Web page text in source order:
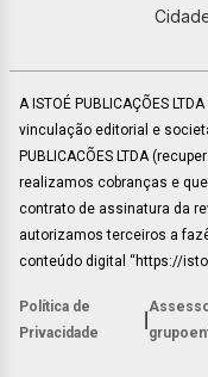
A ISTOÉ PUBLICAÇÕES
vinculação editorial e
PUBLICACÕES LTDA
realizamos cobranças e
contrato de assinatura da
autorizamos terceiros a
conteúdo digital “https://
Política de
Privacidade